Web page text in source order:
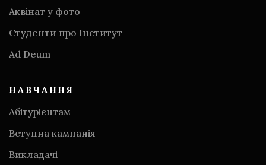
Аквінат у фото
Студенти про Інститут
Аd Deum
НАВЧАННЯ
Абітурієнтам
Вступна кампанія
Викладачі